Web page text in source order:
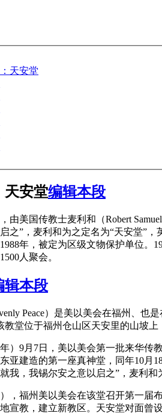
天安堂
天安堂编辑本段
由美国传教士麦利和（Robert
之”，麦利和为之定名为“天安堂”
年，被定为区级文物保护单位。
人聚会。
辑本段
Peace）是美以美会在福州、
教堂位于福州仓山区天安里的山坡
）9月7日，美以美会第一批来华传
亚建造的第一座真神堂，同年10月
我，我锡尔安之意以启之”，麦利和
，福州美以美会在该堂召开第一届
宣教，建立新教区。天安堂对面曾设